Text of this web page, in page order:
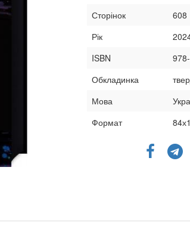
Сторінок
608
Рік
ISBN
Обкладинка
Мова
Формат